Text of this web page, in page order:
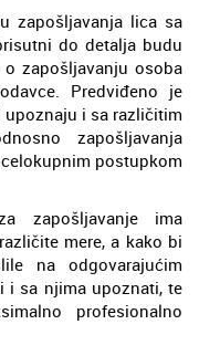
zapošljavanja lica sa
do detalja budu
zapošljavanju osoba
Predviđeno je
i sa različitim
zapošljavanja
postupkom
zapošljavanje ima
mere, a kako bi
na odgovarajućim
i sa njima upoznati, te
profesionalno